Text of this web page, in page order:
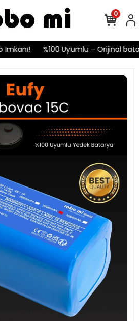
%100 Uyumlu – Orijinal
0